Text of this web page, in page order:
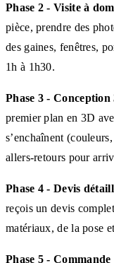
Phase 2 - Visite à
pièce, prendre des
des gaines, fenêtres,
1h à 1h30.
Phase 3 - Conception
premier plan en 3D
s’enchaînent
allers-retours pour
Phase 4 - Devis
reçois un devis
matériaux, de la pose
Phase 5 - Commande